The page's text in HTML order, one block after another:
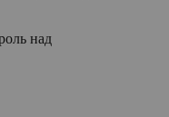
над